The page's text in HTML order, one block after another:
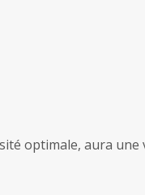
optimale, aura